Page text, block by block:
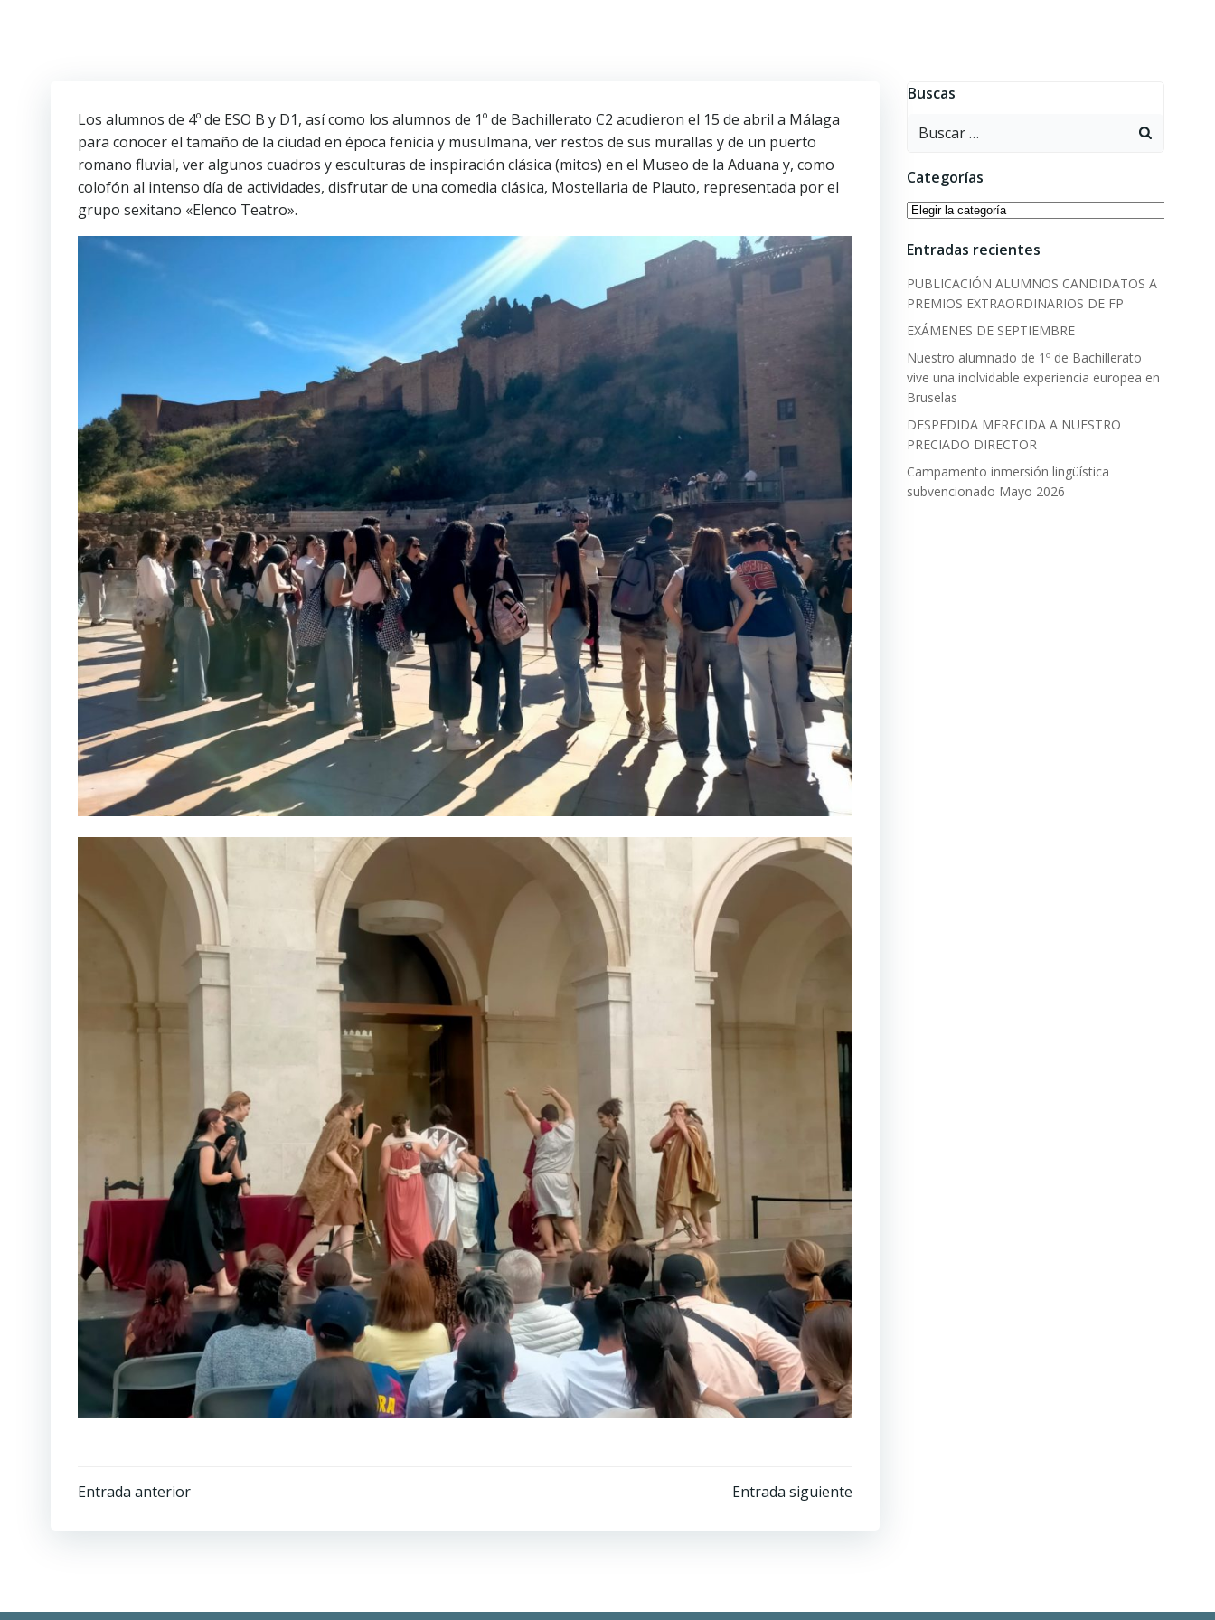
Los alumnos de 4º de ESO B y D1, así como los alumnos de 1º de Bachillerato C2 acudieron el 15 de abril a Málaga
para conocer el tamaño de la ciudad en época fenicia y musulmana, ver restos de sus murallas y de un puerto
romano fluvial, ver algunos cuadros y esculturas de inspiración clásica (mitos) en el Museo de la Aduana y, como
colofón al intenso día de actividades, disfrutar de una comedia clásica, Mostellaria de Plauto, representada por el
grupo sexitano «Elenco Teatro».
Navegación
por
Entrada anterior
por
Entrada siguiente
Buscas
Buscar:
Categorías
Categorías
Entradas recientes
PUBLICACIÓN ALUMNOS CANDIDATOS A
PREMIOS EXTRAORDINARIOS DE FP
EXÁMENES DE SEPTIEMBRE
Nuestro alumnado de 1º de Bachillerato
vive una inolvidable experiencia europea en
Bruselas
DESPEDIDA MERECIDA A NUESTRO
PRECIADO DIRECTOR
Campamento inmersión lingüística
subvencionado Mayo 2026